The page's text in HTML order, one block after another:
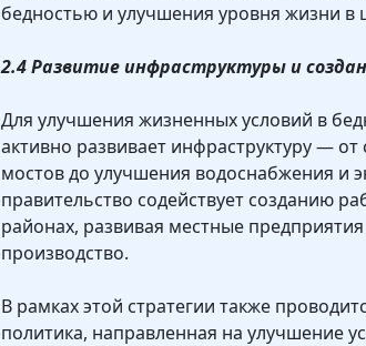
бедностью и улучшения уровня жизни в
2.4 Развитие инфраструктуры и
Для улучшения жизненных условий в
активно развивает инфраструктуру — от
мостов до улучшения водоснабжения и
правительство содействует созданию
районах, развивая местные
производство.
В рамках этой стратегии также
политика, направленная на улучшение